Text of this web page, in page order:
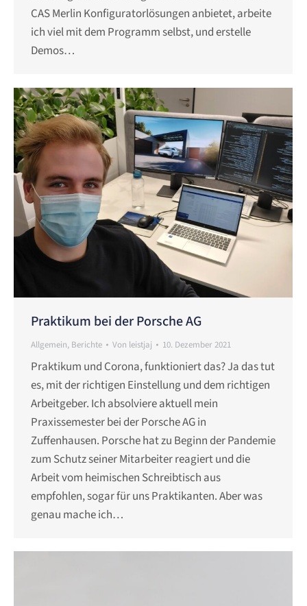
CAS Merlin Konfiguratorlösungen anbietet, arbeite
ich viel mit dem Programm selbst, und erstelle
Demos…
Praktikum bei der Porsche AG
Allgemein, Berichte Von leistjaj 10. Dezember 2021
Praktikum und Corona, funktioniert das? Ja das tut
es, mit der richtigen Einstellung und dem richtigen
Arbeitgeber. Ich absolviere aktuell mein
Praxissemester bei der Porsche AG in
Zuffenhausen. Porsche hat zu Beginn der Pandemie
zum Schutz seiner Mitarbeiter reagiert und die
Arbeit vom heimischen Schreibtisch aus
empfohlen, sogar für uns Praktikanten. Aber was
genau mache ich…